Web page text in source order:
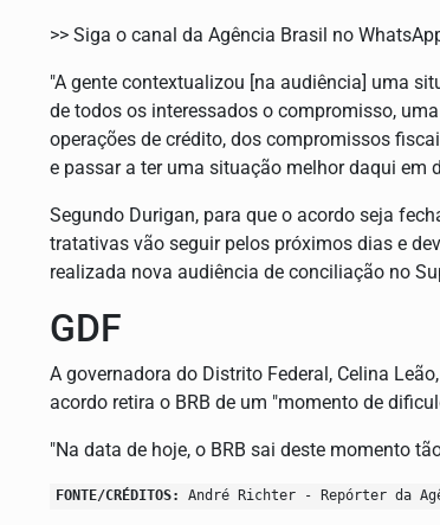
>> Siga o canal da Agência Brasil no
"A gente contextualizou [na audiência] uma
de todos os interessados o compromisso,
operações de crédito, dos compromissos
e passar a ter uma situação melhor daqui em
Segundo Durigan, para que o acordo seja
tratativas vão seguir pelos próximos dias e
realizada nova audiência de conciliação no
GDF
A governadora do Distrito Federal, Celina
acordo retira o BRB de um "momento de
"Na data de hoje, o BRB sai deste momento
FONTE/CRÉDITOS: André Richter - Repórter da